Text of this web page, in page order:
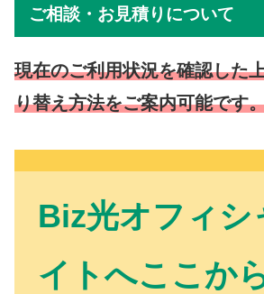
ご相談・お見積りについて
現在のご利用状況を確認した
り替え方法をご案内可能です
Biz光オフィシ
イトへここか